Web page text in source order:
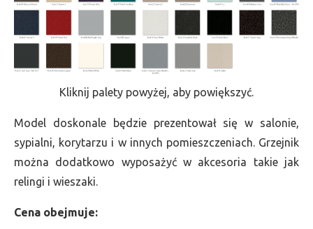
Kliknij palety powyżej, aby powiększyć.
Model doskonale będzie prezentował się w salonie,
sypialni, korytarzu i w innych pomieszczeniach. Grzejnik
można dodatkowo wyposażyć w akcesoria takie jak
relingi i wieszaki.
Cena obejmuje: